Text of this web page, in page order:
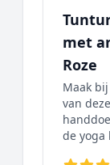
met
Roze
Maak
van
de yoga